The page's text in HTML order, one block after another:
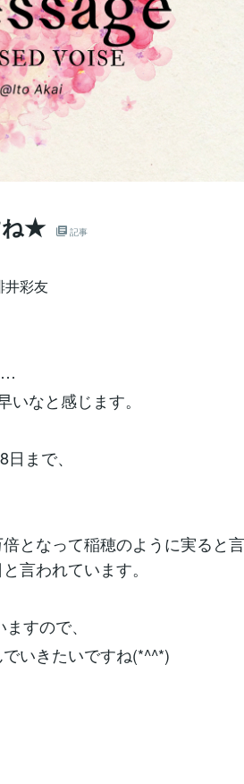
ね★ 記事
彩友
…
なと感じます。
まで、
となって稲穂のように実ると
言われています。
すので、
いきたいですね(*^^*)